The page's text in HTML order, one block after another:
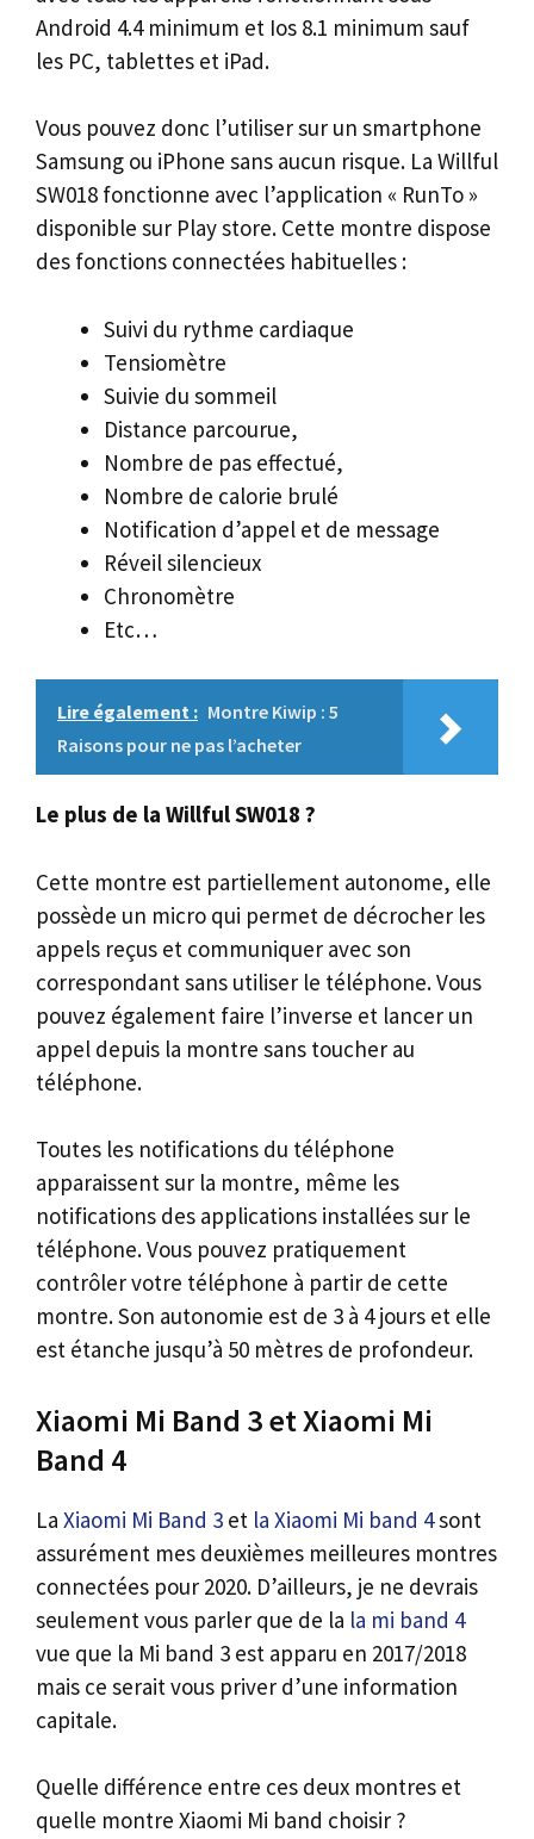
Android 4.4 minimum et Ios 8.1 minimum sauf
les PC, tablettes et iPad.
Vous pouvez donc l’utiliser sur un smartphone
Samsung ou iPhone sans aucun risque. La Willful
SW018 fonctionne avec l’application « RunTo »
disponible sur Play store. Cette montre dispose
des fonctions connectées habituelles :
Suivi du rythme cardiaque
Tensiomètre
Suivie du sommeil
Distance parcourue,
Nombre de pas effectué,
Nombre de calorie brulé
Notification d’appel et de message
Réveil silencieux
Chronomètre
Etc…
Lire également : Montre Kiwip : 5
Raisons pour ne pas l’acheter
Le plus de la Willful SW018 ?
Cette montre est partiellement autonome, elle
possède un micro qui permet de décrocher les
appels reçus et communiquer avec son
correspondant sans utiliser le téléphone. Vous
pouvez également faire l’inverse et lancer un
appel depuis la montre sans toucher au
téléphone.
Toutes les notifications du téléphone
apparaissent sur la montre, même les
notifications des applications installées sur le
téléphone. Vous pouvez pratiquement
contrôler votre téléphone à partir de cette
montre. Son autonomie est de 3 à 4 jours et elle
est étanche jusqu’à 50 mètres de profondeur.
Xiaomi Mi Band 3 et Xiaomi Mi
Band 4
La Xiaomi Mi Band 3 et la Xiaomi Mi band 4sont
assurément mes deuxièmes meilleures montres
connectées pour 2020. D’ailleurs, je ne devrais
seulement vous parler que de la la mi band 4
vue que la Mi band 3 est apparu en 2017/2018
mais ce serait vous priver d’une information
capitale.
Quelle différence entre ces deux montres et
quelle montre Xiaomi Mi band choisir ?